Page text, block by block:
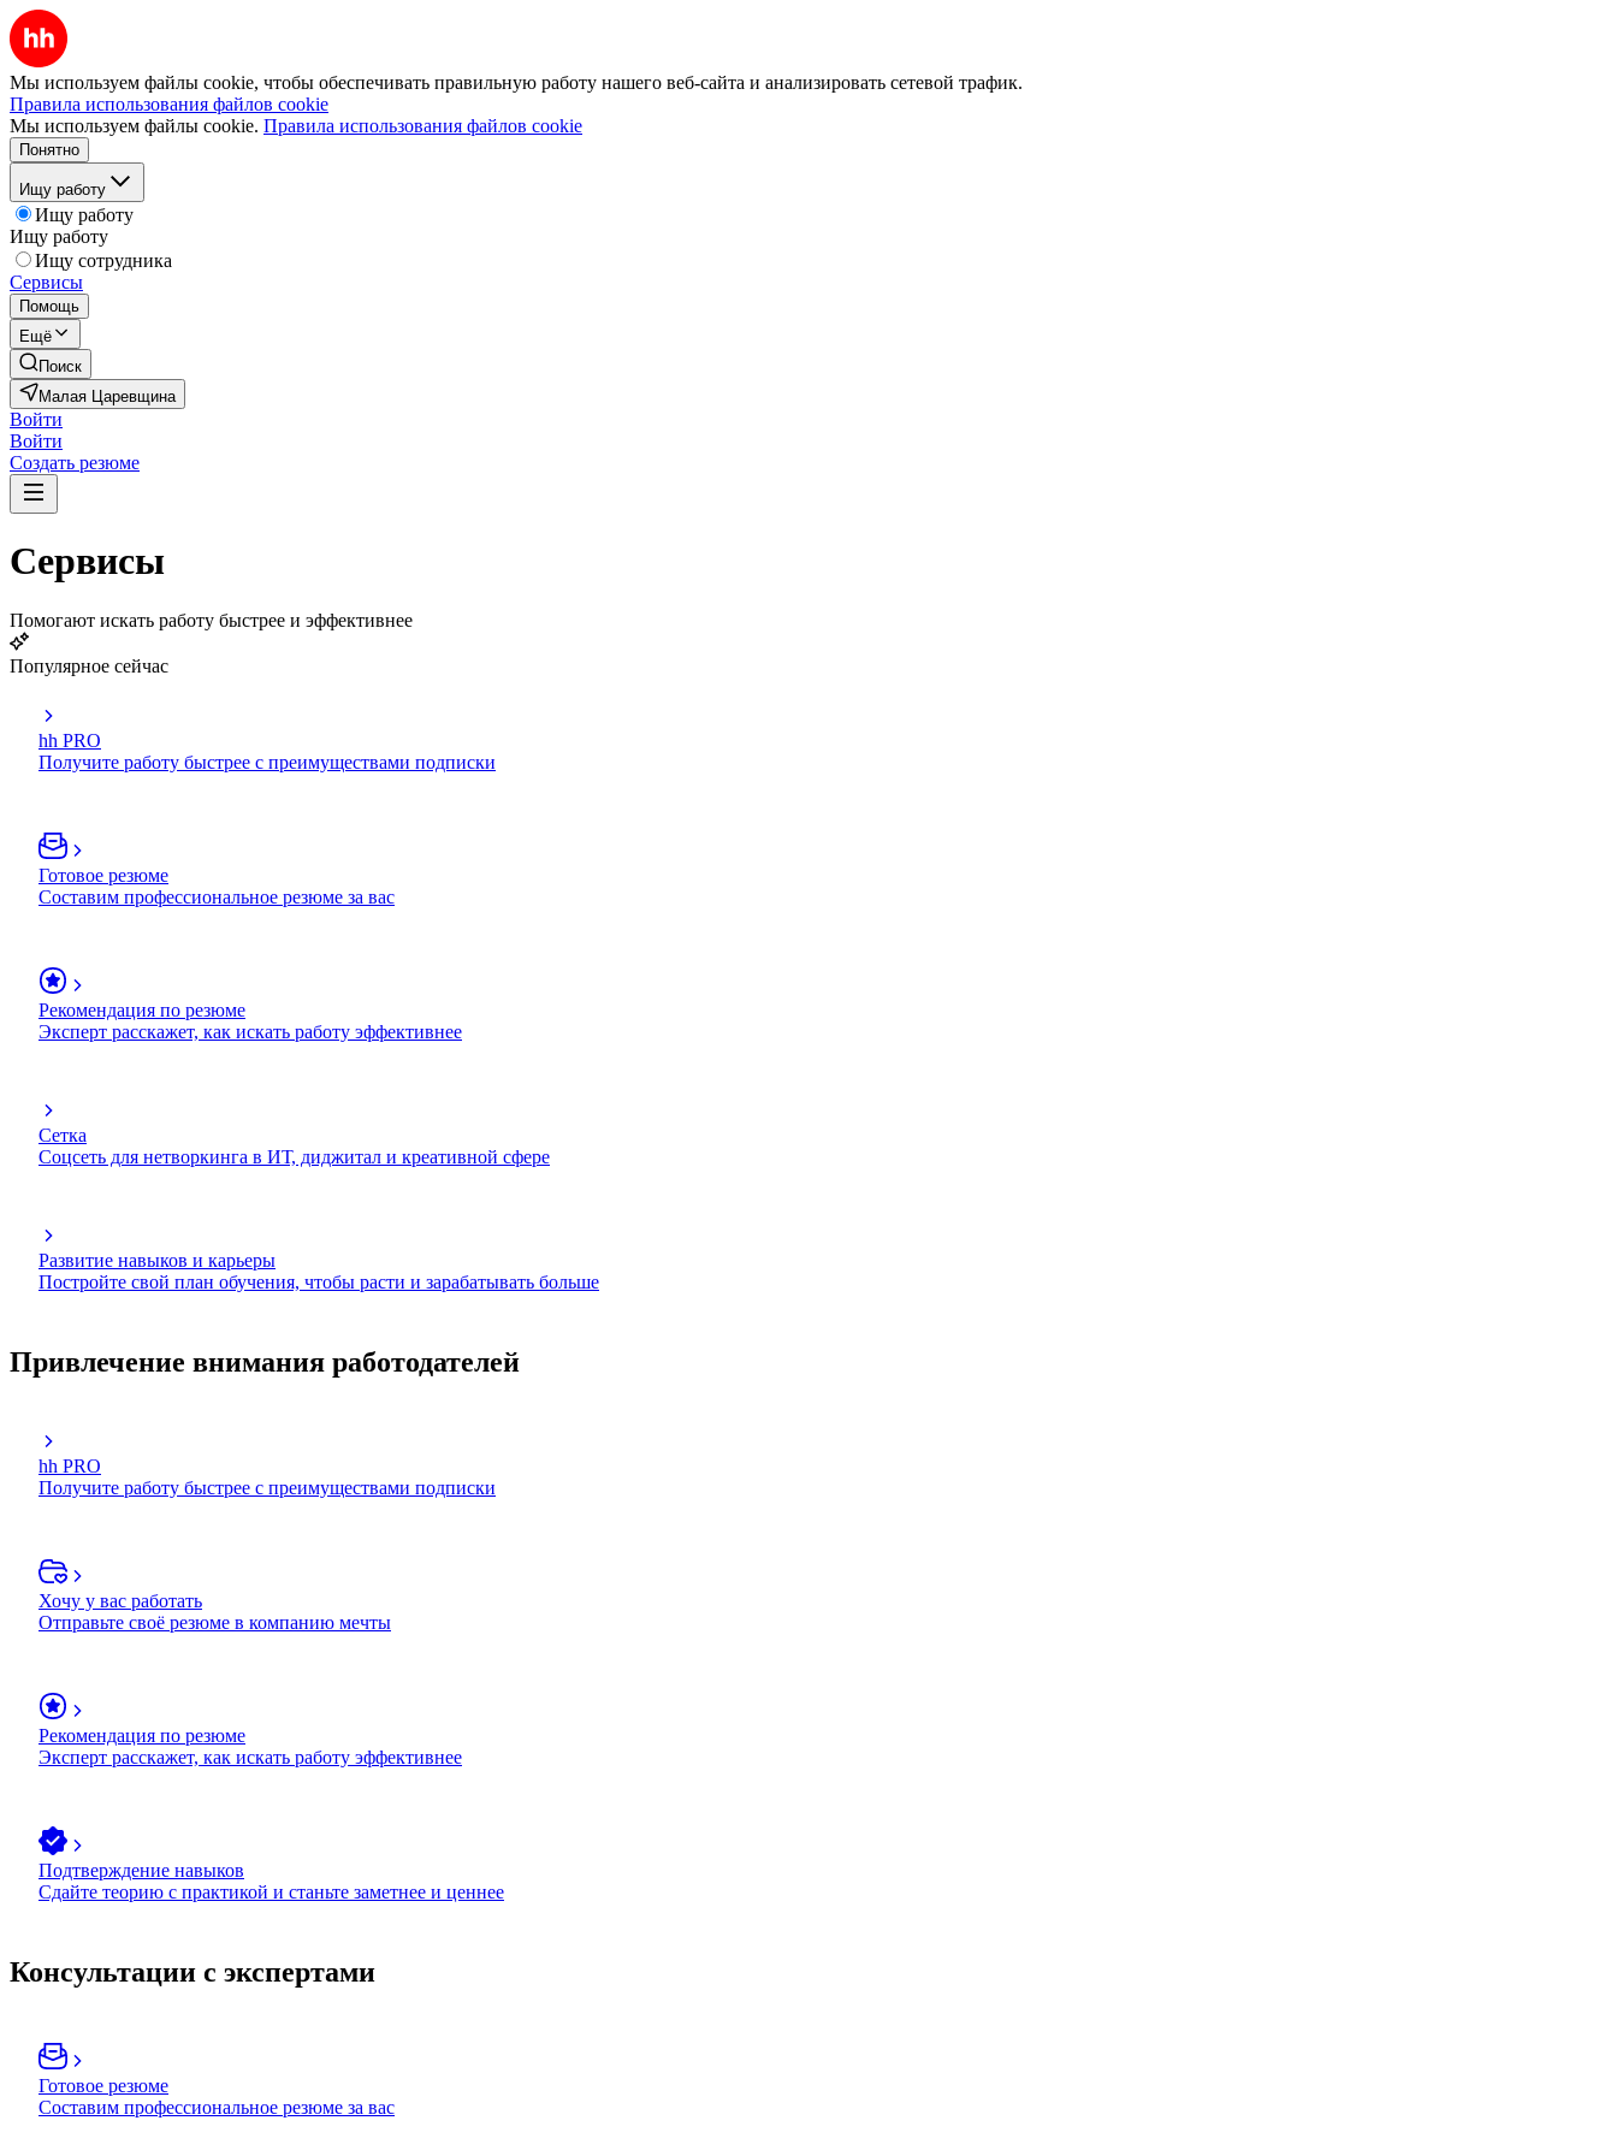
Мы используем файлы cookie, чтобы обеспечивать правильную работу нашего веб-сайта и анализировать сетевой трафик.
Правила использования файлов cookie
Мы используем файлы cookie. Правила использования файлов cookie
Понятно
Ищу работу
Ищу работу
Ищу работу
Ищу сотрудника
Сервисы
Помощь
Ещё
Поиск
Малая Царевщина
Войти
Войти
Создать резюме
Сервисы
Помогают искать работу быстрее и эффективнее
Популярное сейчас
hh PRO
Получите работу быстрее с преимуществами подписки
Готовое резюме
Составим профессиональное резюме за вас
Рекомендация по резюме
Эксперт расскажет, как искать работу эффективнее
Сетка
Соцсеть для нетворкинга в ИТ, диджитал и креативной сфере
Развитие навыков и карьеры
Постройте свой план обучения, чтобы расти и зарабатывать больше
Привлечение внимания работодателей
hh PRO
Получите работу быстрее с преимуществами подписки
Хочу у вас работать
Отправьте своё резюме в компанию мечты
Рекомендация по резюме
Эксперт расскажет, как искать работу эффективнее
Подтверждение навыков
Сдайте теорию с практикой и станьте заметнее и ценнее
Консультации с экспертами
Готовое резюме
Составим профессиональное резюме за вас